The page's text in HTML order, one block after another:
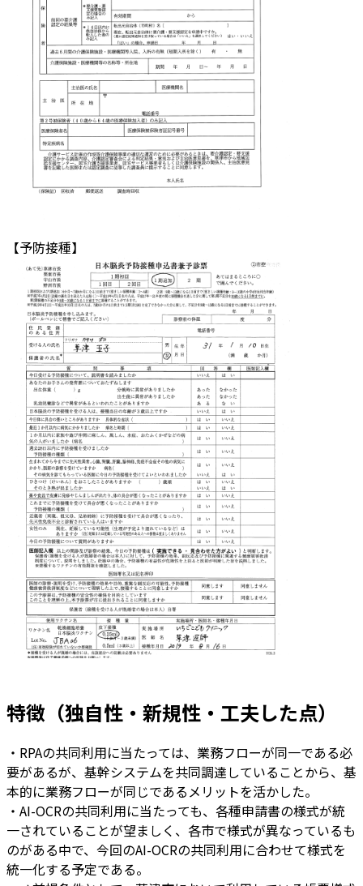
【予防接種】
特徴（独自性・新規性・工夫した点）
・RPAの共同利用に当たっては、業務フローが同一である必
要があるが、基幹システムを共同調達していることから、基
本的に業務フローが同じであるメリットを活かした。
・AI-OCRの共同利用に当たっても、各種申請書の様式が統
一されていることが望ましく、各市で様式が異なっているも
のがある中で、今回のAI-OCRの共同利用に合わせて様式を
統一化する予定である。